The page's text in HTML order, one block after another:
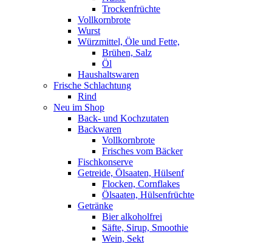
Trockenfrüchte
Vollkornbrote
Wurst
Würzmittel, Öle und Fette,
Brühen, Salz
Öl
Haushaltswaren
Frische Schlachtung
Rind
Neu im Shop
Back- und Kochzutaten
Backwaren
Vollkornbrote
Frisches vom Bäcker
Fischkonserve
Getreide, Ölsaaten, Hülsenf
Flocken, Cornflakes
Ölsaaten, Hülsenfrüchte
Getränke
Bier alkoholfrei
Säfte, Sirup, Smoothie
Wein, Sekt